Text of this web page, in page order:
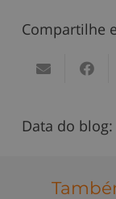
Compartilhe
Data do blog: